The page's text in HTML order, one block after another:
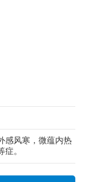
感风寒，微蕴内热
。